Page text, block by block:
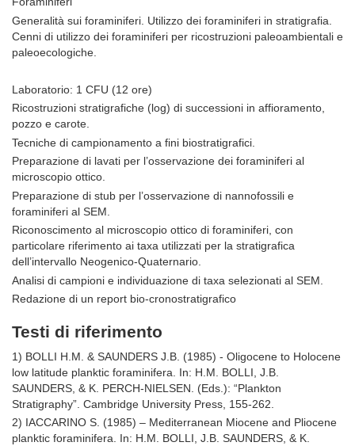
Generalità sui foraminiferi. Utilizzo dei foraminiferi in stratigrafia.
Cenni di utilizzo dei foraminiferi per ricostruzioni paleoambientali e
paleoecologiche.
Laboratorio: 1 CFU (12 ore)
Ricostruzioni stratigrafiche (log) di successioni in affioramento,
pozzo e carote.
Tecniche di campionamento a fini biostratigrafici.
Preparazione di lavati per l’osservazione dei foraminiferi al
microscopio ottico.
Preparazione di stub per l’osservazione di nannofossili e
foraminiferi al SEM.
Riconoscimento al microscopio ottico di foraminiferi, con
particolare riferimento ai taxa utilizzati per la stratigrafica
dell’intervallo Neogenico-Quaternario.
Analisi di campioni e individuazione di taxa selezionati al SEM.
Redazione di un report bio-cronostratigrafico
Testi di riferimento
1) BOLLI H.M. & SAUNDERS J.B. (1985) - Oligocene to Holocene
low latitude planktic foraminifera. In: H.M. BOLLI, J.B.
SAUNDERS, & K. PERCH-NIELSEN. (Eds.): “Plankton
Stratigraphy”. Cambridge University Press, 155-262.
2) IACCARINO S. (1985) – Mediterranean Miocene and Pliocene
planktic foraminifera. In: H.M. BOLLI, J.B. SAUNDERS, & K.